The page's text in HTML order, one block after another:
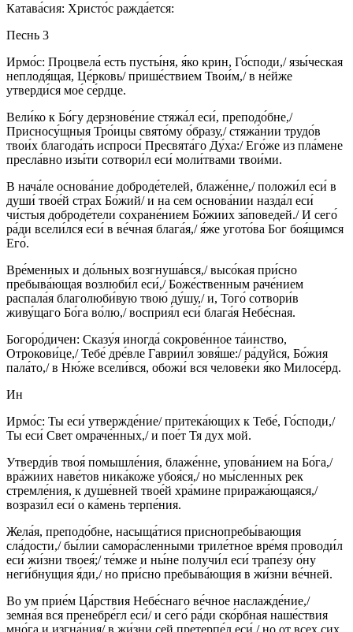
Катава́сия: Христо́с ражда́ется:
Песнь 3
Ирмо́с: Процвела́ есть пусты́ня, я́ко крин, Го́споди,/ язы́ческая
неплодя́щая, Це́рковь/ прише́ствием Твои́м,/ в не́йже
утверди́ся мое́ се́рдце.
Вели́ко к Бо́гу дерзнове́ние стяжа́л еси́, преподо́бне,/
Присносу́щныя Тро́ицы свято́му о́бразу,/ стяжа́нии трудо́в
твои́х благода́ть испроси́ Пресвята́го Ду́ха:/ Его́же из пла́мене
пресла́вно изы́ти сотвори́л еси́ моли́твами твои́ми.
В нача́ле основа́ние доброде́телей, блаже́нне,/ положи́л еси́ в
души́ твое́й страх Бо́жий/ и на сем основа́нии назда́л еси́
чи́стыя доброде́тели сохране́нием Бо́жиих за́поведей./ И сего́
ра́ди всели́лся еси́ в ве́чная блага́я,/ я́же угото́ва Бог боя́щимся
Его́.
Вре́менных и до́льных возгнуша́вся,/ высо́кая при́сно
пребыва́ющая возлюби́л еси́,/ Боже́ственным раче́нием
распала́я благолюби́вую твою́ ду́шу,/ и, Того́ сотвори́в
живу́щаго Бо́га во́лю,/ восприя́л еси́ блага́я Небе́сная.
Богоро́дичен: Сказу́я иногда́ сокрове́нное та́инство,
Отрокови́це,/ Тебе́ дре́вле Гаврии́л зовя́ше:/ ра́дуйся, Бо́жия
пала́то,/ в Ню́же всели́вся, обожи́ вся челове́ки я́ко Милосе́рд.
Ин
Ирмо́с: Ты еси́ утвержде́ние/ притека́ющих к Тебе́, Го́споди,/
Ты еси́ Свет омраче́нных,/ и пое́т Тя дух мой.
Утверди́в твоя́ помышле́ния, блаже́нне, упова́нием на Бо́га,/
вра́жиих наве́тов ника́коже убоя́ся,/ но мы́сленных рек
стремле́ния, к душе́вней твое́й хра́мине приража́ющаяся,/
возрази́л еси́ о ка́мень терпе́ния.
Жела́я, преподо́бне, насыща́тися приснопребы́вающия
сла́дости,/ бы́лии самора́сленными триле́тное вре́мя проводи́л
еси́ жи́зни твоея́;/ те́мже и ны́не получи́л еси́ трапе́зу о́ну
неги́бнущия я́ди,/ но при́сно пребыва́ющия в жи́зни ве́чней.
Во ум прие́м Ца́рствия Небе́снаго ве́чное наслажде́ние,/
земна́я вся пренебре́гл еси́/ и сего́ ра́ди ско́рбная наше́ствия
мно́га и изгна́ния/ в жи́зни сей претерпе́л еси́,/ но от всех сих